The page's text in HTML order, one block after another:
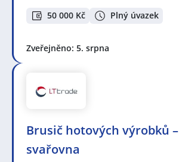
50 000 Kč Plný úvazek
Zveřejněno: 5. srpna
Brusič hotových výrobků –
svařovna